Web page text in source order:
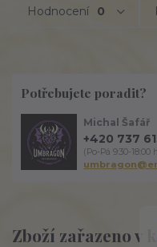
Hodnocení 0
Zboží zařazeno v
Potřebujete poradit?
Michal Šafář
+420 737
(Po-Pá 9:30-18:00